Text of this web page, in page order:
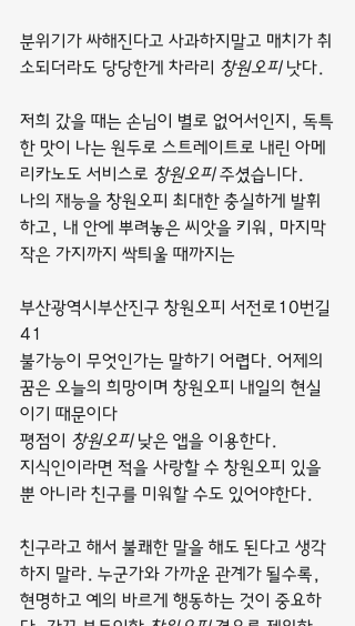
분위기가 싸해진다고 사과하지말고 매치가 취
소되더라도 당당한게 차라리 창원오피 낫다.
저희 갔을 때는 손님이 별로 없어서인지, 독특
한 맛이 나는 원두로 스트레이트로 내린 아메
리카노도 서비스로 창원오피 주셨습니다.
나의 재능을 창원오피 최대한 충실하게 발휘
하고, 내 안에 뿌려놓은 씨앗을 키워, 마지막
작은 가지까지 싹틔울 때까지는
부산광역시부산진구 창원오피 서전로10번길
41
불가능이 무엇인가는 말하기 어렵다. 어제의
꿈은 오늘의 희망이며 창원오피 내일의 현실
이기 때문이다
평점이 창원오피 낮은 앱을 이용한다.
지식인이라면 적을 사랑할 수 창원오피 있을
뿐 아니라 친구를 미워할 수도 있어야한다.
친구라고 해서 불쾌한 말을 해도 된다고 생각
하지 말라. 누군가와 가까운 관계가 될수록,
현명하고 예의 바르게 행동하는 것이 중요하